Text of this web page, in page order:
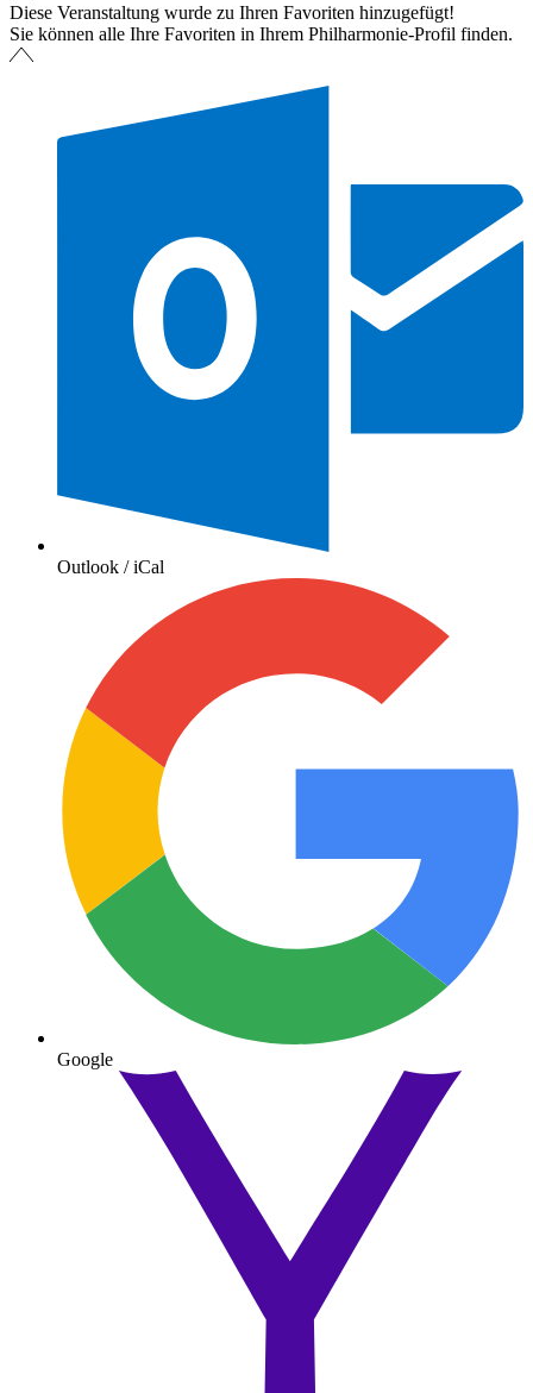
Diese Veranstaltung wurde zu Ihren Favoriten hinzugefügt!
Sie können alle Ihre Favoriten in Ihrem Philharmonie-Profil finden.
Outlook / iCal
Google